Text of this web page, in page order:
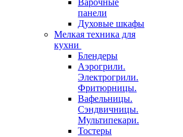
Варочные
панели
Духовые шкафы
Мелкая техника для
кухни
Блендеры
Аэрогрили.
Электрогрили.
Фритюрницы.
Вафельницы.
Сэндвичницы.
Мультипекари.
Тостеры